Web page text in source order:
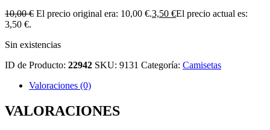
10,00€ El precio original era: 10,00 €.3,50 €El precio actual es:
3,50 €.
Sin existencias
ID de Producto: 22942 SKU: 9131 Categoría: Camisetas
Valoraciones (0)
VALORACIONES